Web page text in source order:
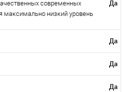
современных
максимально низкий уровень
Да
Да
Да
Да